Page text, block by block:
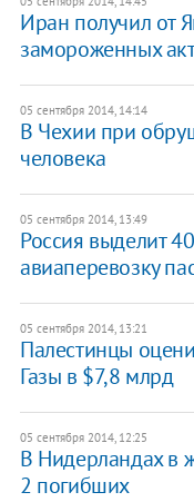
Иран получил от
замороженных
05 сентября 2014, 14:14
В Чехии при
человека
05 сентября 2014, 13:49
Россия выделит
авиаперевозку
05 сентября 2014, 13:21
Палестинцы
Газы в $7,8 млрд
05 сентября 2014, 12:25
​В Нидерландах в
2 погибших